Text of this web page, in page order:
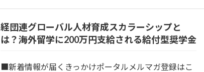
経団連グローバル人材育成スカラーシップと
は？海外留学に200万円支給される給付型奨学金
■新着情報が届くきっかけポータルメルマガ登録はこ